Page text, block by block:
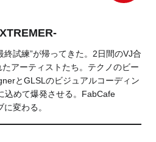
終試練”が帰ってきた。2日間のVJ合
アーティストたち。テクノのビー
とGLSLのビジュアルコーディン
込めて爆発させる。FabCafe
変わる。